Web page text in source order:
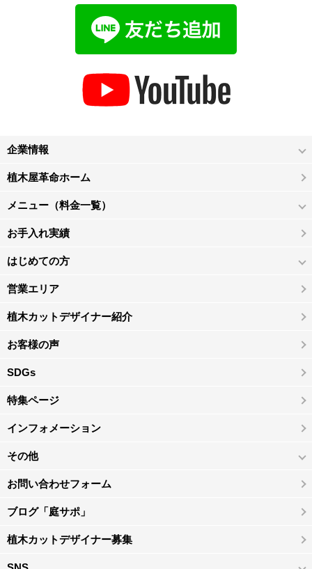
企業情報
植木屋革命ホーム
メニュー（料金一覧）
お手入れ実績
はじめての方
営業エリア
植木カットデザイナー紹介
お客様の声
SDGs
特集ページ
インフォメーション
その他
お問い合わせフォーム
ブログ「庭サポ」
植木カットデザイナー募集